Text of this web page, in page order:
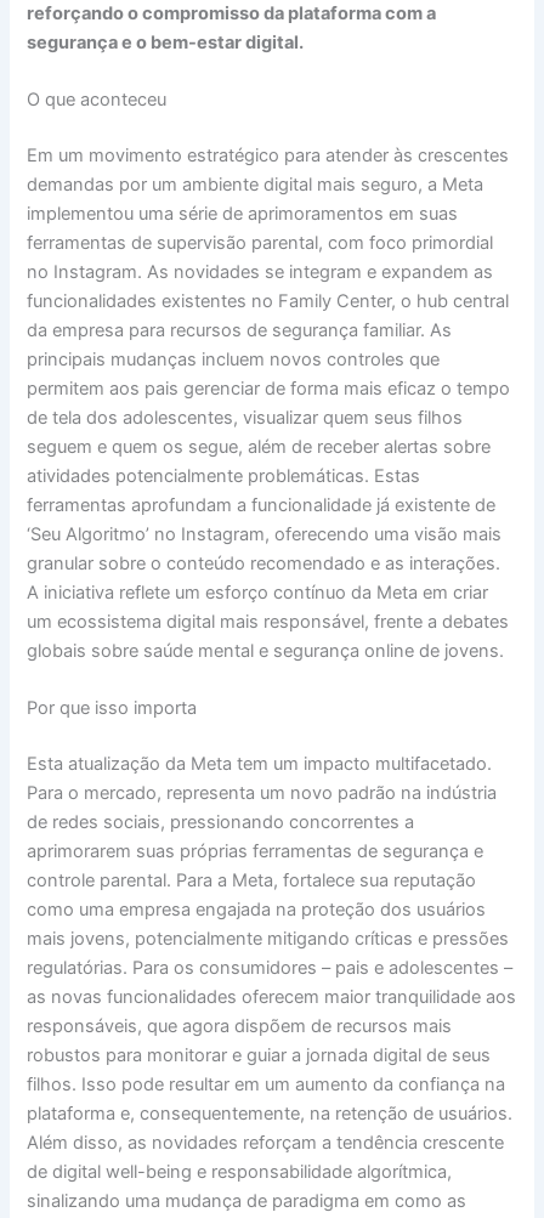
reforçando o compromisso da plataforma com a
segurança e o bem-estar digital.
O que aconteceu
Em um movimento estratégico para atender às crescentes
demandas por um ambiente digital mais seguro, a Meta
implementou uma série de aprimoramentos em suas
ferramentas de supervisão parental, com foco primordial
no Instagram. As novidades se integram e expandem as
funcionalidades existentes no Family Center, o hub central
da empresa para recursos de segurança familiar. As
principais mudanças incluem novos controles que
permitem aos pais gerenciar de forma mais eficaz o tempo
de tela dos adolescentes, visualizar quem seus filhos
seguem e quem os segue, além de receber alertas sobre
atividades potencialmente problemáticas. Estas
ferramentas aprofundam a funcionalidade já existente de
‘Seu Algoritmo’ no Instagram, oferecendo uma visão mais
granular sobre o conteúdo recomendado e as interações.
A iniciativa reflete um esforço contínuo da Meta em criar
um ecossistema digital mais responsável, frente a debates
globais sobre saúde mental e segurança online de jovens.
Por que isso importa
Esta atualização da Meta tem um impacto multifacetado.
Para o mercado, representa um novo padrão na indústria
de redes sociais, pressionando concorrentes a
aprimorarem suas próprias ferramentas de segurança e
controle parental. Para a Meta, fortalece sua reputação
como uma empresa engajada na proteção dos usuários
mais jovens, potencialmente mitigando críticas e pressões
regulatórias. Para os consumidores – pais e adolescentes –
as novas funcionalidades oferecem maior tranquilidade aos
responsáveis, que agora dispõem de recursos mais
robustos para monitorar e guiar a jornada digital de seus
filhos. Isso pode resultar em um aumento da confiança na
plataforma e, consequentemente, na retenção de usuários.
Além disso, as novidades reforçam a tendência crescente
de digital well-being e responsabilidade algorítmica,
sinalizando uma mudança de paradigma em como as